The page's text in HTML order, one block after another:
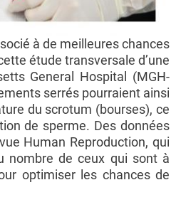
à de meilleures chances
étude transversale d’une
General Hospital (MGH-
serrés pourraient ainsi
du scrotum (bourses), ce
de sperme. Des données
Human Reproduction, qui
nombre de ceux qui sont à
optimiser les chances de